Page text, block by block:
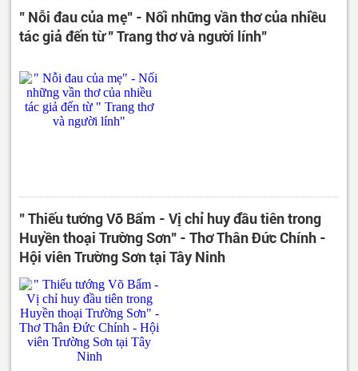
" Nỗi đau của mẹ" - Nối những vần thơ của nhiều
tác giả đến từ " Trang thơ và người lính"
" Thiếu tướng Võ Bẩm - Vị chỉ huy đầu tiên trong
Huyền thoại Trường Sơn" - Thơ Thân Đức Chính -
Hội viên Trường Sơn tại Tây Ninh